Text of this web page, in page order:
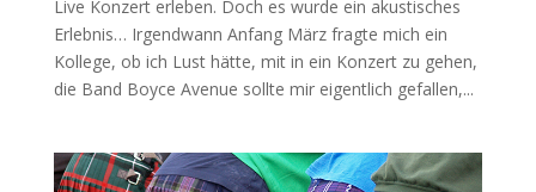
Live Konzert erleben. Doch es wurde ein akustisches
Erlebnis… Irgendwann Anfang März fragte mich ein
Kollege, ob ich Lust hätte, mit in ein Konzert zu gehen,
die Band Boyce Avenue sollte mir eigentlich gefallen,...